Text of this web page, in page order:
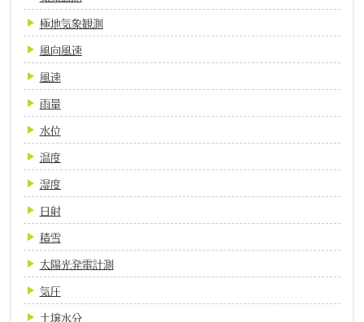
極地気象観測
風向風速
風速
雨量
水位
温度
湿度
日射
積雪
太陽光発電計測
気圧
土壌水分